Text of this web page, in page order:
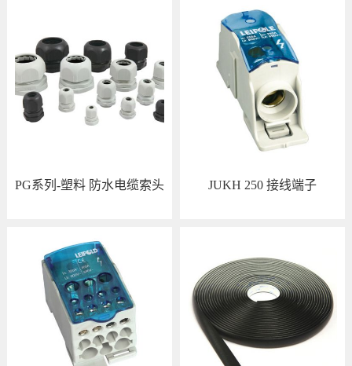
PG系列-塑料 防水电缆索头
查看详情
JUKH 250 接线端子